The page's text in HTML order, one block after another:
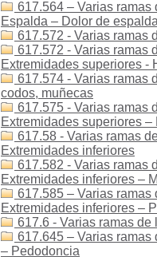
617.564 – Varias
Espalda – Dolor de
617.572 - Varias ramas
617.572 - Varias ramas
Extremidades superiores -
617.574 - Varias ramas
codos, muñecas
617.575 - Varias ramas
Extremidades superiores –
617.58 - Varias ramas
Extremidades inferiores
617.582 - Varias ramas
Extremidades inferiores –
617.585 – Varias
Extremidades inferiores –
617.6 - Varias ramas
617.645 – Varias
– Pedodoncia